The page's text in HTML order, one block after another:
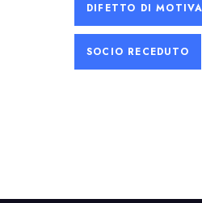
DIFETTO DI
SOCIO RECEDUTO